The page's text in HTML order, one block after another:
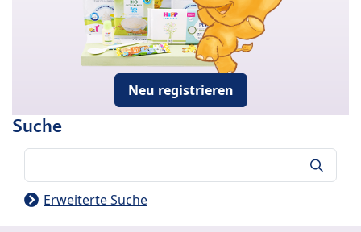
Neu registrieren
Suche
Erweiterte Suche